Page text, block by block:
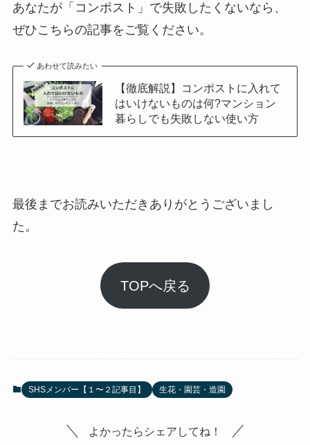
あなたが「コンポスト」で失敗したくないなら、
ぜひこちらの記事をご覧ください。
あわせて読みたい
【徹底解説】コンポストに入れて
はいけないものは何?マンション
暮らしでも失敗しない使い方
最後までお読みいただきありがとうございまし
た。
TOPへ戻る
SHSメンバー【１〜２記事目】 生花・園芸・造園
よかったらシェアしてね！